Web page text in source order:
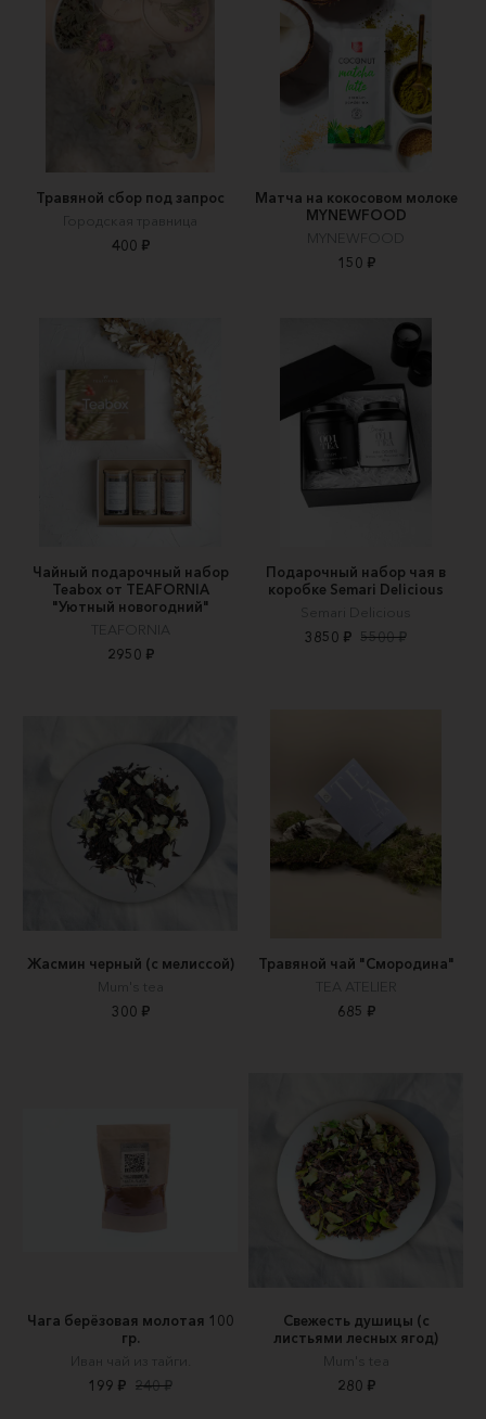
Травяной сбор под запрос
Городская травница
400 ₽
Матча на кокосовом молоке
MYNEWFOOD
MYNEWFOOD
150 ₽
Чайный подарочный набор
Teabox от TEAFORNIA
"Уютный новогодний"
TEAFORNIA
2950 ₽
Подарочный набор чая в
коробке Semari Delicious
Semari Delicious
3850 ₽ 5500 ₽
Жасмин черный (с мелиссой)
Mum's tea
300 ₽
Травяной чай "Смородина"
TEA ATELIER
685 ₽
Чага берёзовая молотая 100
гр.
Иван чай из тайги.
199 ₽ 240 ₽
Свежесть душицы (с
листьями лесных ягод)
Mum's tea
280 ₽